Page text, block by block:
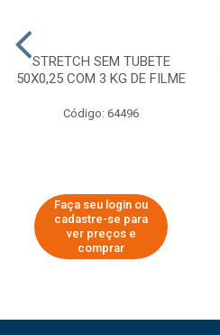
STRETCH SEM TUBETE
50X0,25 COM 3 KG DE FILME
Código: 64496
Faça seu login ou
cadastre-se para
ver preços e
comprar